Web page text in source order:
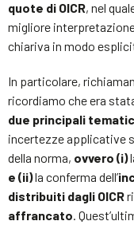
quote di OICR, nel
migliore
chiariva in modo
In particolare,
ricordiamo che era
due principali
incertezze applicative
della norma, ovvero (i)
e (ii)la conferma dell’
distribuiti dagli OICR
affrancato.